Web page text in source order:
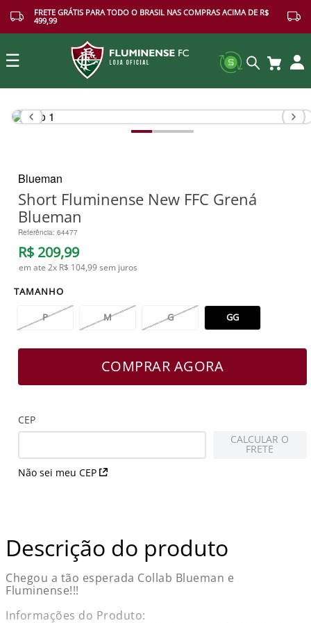
FRETE GRÁTIS PARA TODO O BRASIL NAS COMPRAS ACIMA DE R$
499,99
☰
Buscar
Blueman
Short Fluminense New FFC Grená
Blueman
Referência: 64477
R$ 209,99
em ate 2x R$ 104,99sem juros
TAMANHO
P M G GG
COMPRAR AGORA
CEP
Não sei meu CEP
CALCULAR O
FRETE
Descrição do produto
Chegou a tão esperada Collab Blueman e
Fluminense!!!
Informações do Produto: